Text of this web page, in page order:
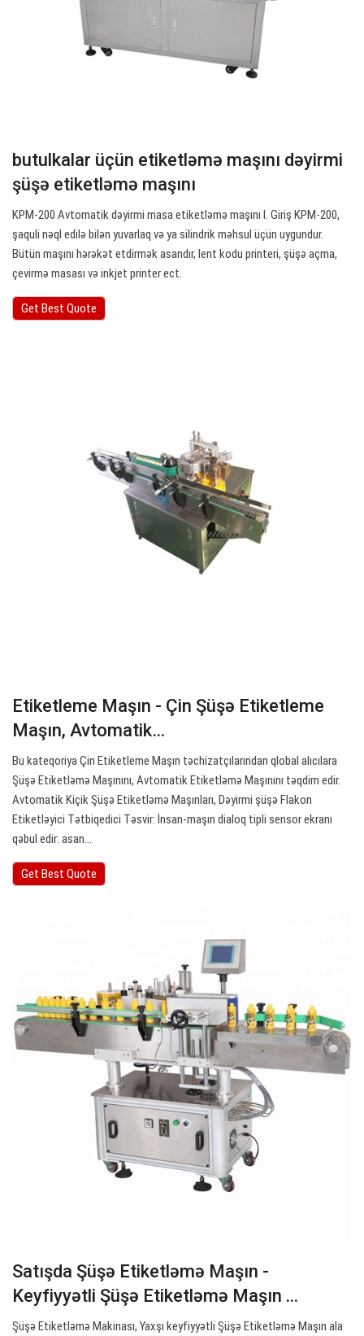
butulkalar üçün etiketləmə maşını dəyirmi
şüşə etiketləmə maşını
KPM-200 Avtomatik dəyirmi masa etiketləmə maşını I. Giriş KPM-200,
şaquli nəql edilə bilən yuvarlaq və ya silindrik məhsul üçün uygundur.
Bütün maşını hərəkət etdirmək asandır, lent kodu printeri, şüşə açma,
çevirmə masası və inkjet printer ect.
Get Best Quote
Etiketleme Maşın - Çin Şüşə Etiketleme
Maşın, Avtomatik…
Bu kateqoriya Çin Etiketleme Maşın təchizatçılarından qlobal alıcılara
Şüşə Etiketləmə Maşınını, Avtomatik Etiketləmə Maşınını təqdim edir.
Avtomatik Kiçik Şüşə Etiketləmə Maşınları, Dəyirmi şüşə Flakon
Etiketləyici Tətbiqedici Təsvir: İnsan-maşın dialoq tipli sensor ekranı
qəbul edir: asan…
Get Best Quote
Satışda Şüşə Etiketləmə Maşın -
Keyfiyyətli Şüşə Etiketləmə Maşın ...
Şüşə Etiketləmə Makinası, Yaxşı keyfiyyətli Şüşə Etiketləmə Maşın ala